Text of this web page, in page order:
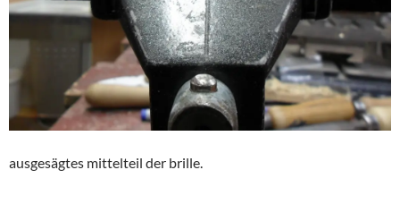
ausgesägtes mittelteil der brille.